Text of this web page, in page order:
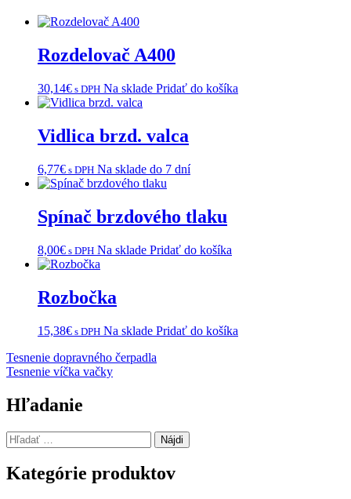
Rozdelovač A400
30,14€ s DPH Na sklade Pridať do košíka
Vidlica brzd. valca
6,77€ s DPH Na sklade do 7 dní
Spínač brzdového tlaku
8,00€ s DPH Na sklade Pridať do košíka
Rozbočka
15,38€ s DPH Na sklade Pridať do košíka
Navigácia
v
článku
Tesnenie dopravného čerpadla
Tesnenie víčka vačky
Hľadanie
Hľadať:
Kategórie produktov